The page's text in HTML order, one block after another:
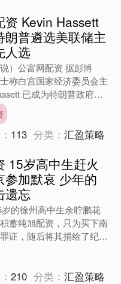
资 Kevin Hassett
朗普遴选美联储主
人选
说）公富网配资 据彭博
称白宫国家经济委员会主
已成为特朗普政府遴
主席的主要人选，被视为
113 分类：汇盈策略
15岁高中生赶火
参加默哀 少年的
遗忘
的徐州高中生余聍鹏花
蓄纯旭配资，只为买下南
证，随后将其捐给了纪念
是对遗忘的最有力反击。
京....
210 分类：汇盈策略